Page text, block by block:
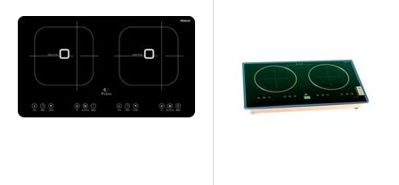
Chế độ hẹn giờ
Kích thước
Kích thước lắp âm 690 x 400 mm
Cảnh báo